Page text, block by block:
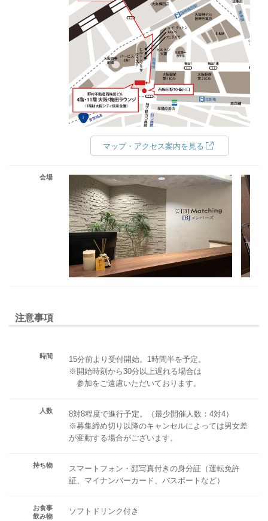
マップ・アクセス案内を見る
会場
注意事項
時間
15分前より受付開始。1時間半を予定。
※開始時刻から30分以上遅れる場合は
参加をご遠慮いただいております。
人数
8対8程度で進行予定。（最少開催人数：4対4）
※募集締め切り以降のキャンセルによっては男女差
が変動する場合がございます。
持ち物
スマートフォン・顔写真付きの身分証（運転免許
証、マイナンバーカード、パスポートなど）
お食事
飲み物
ソフトドリンク付き